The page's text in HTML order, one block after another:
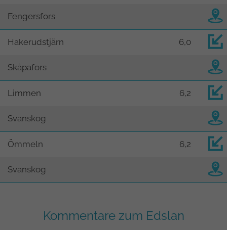
Fengersfors
Hakerudstjärn 6,0
Skåpafors
Limmen 6,2
Svanskog
Ömmeln 6,2
Svanskog
Kommentare zum Edslan